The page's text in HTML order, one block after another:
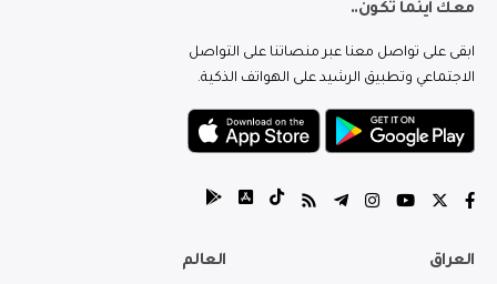
معك اينما تكون..
ابقى على تواصل معنا عبر منصاتنا على التواصل
الاجتماعي وتطبيق الرشيد على الهواتف الذكية.
العراق العالم